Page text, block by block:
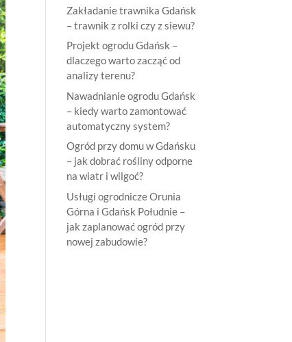
Zakładanie trawnika Gdańsk
– trawnik z rolki czy z siewu?
Projekt ogrodu Gdańsk –
dlaczego warto zacząć od
analizy terenu?
Nawadnianie ogrodu Gdańsk
– kiedy warto zamontować
automatyczny system?
Ogród przy domu w Gdańsku
– jak dobrać rośliny odporne
na wiatr i wilgoć?
Usługi ogrodnicze Orunia
Górna i Gdańsk Południe –
jak zaplanować ogród przy
nowej zabudowie?